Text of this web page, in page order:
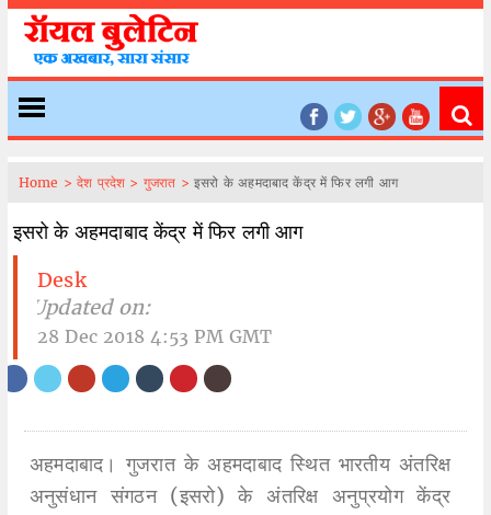
Home > देश प्रदेश > गुजरात >इसरो के अहमदाबाद केंद्र में फिर लगी आग
इसरो के अहमदाबाद केंद्र में फिर लगी आग
Desk
| Updated on:
28 Dec 2018 4:53 PM GMT
अहमदाबाद। गुजरात के अहमदाबाद स्थित भारतीय अंतरिक्ष
अनुसंधान संगठन (इसरो) के अंतरिक्ष अनुप्रयोग केंद्र